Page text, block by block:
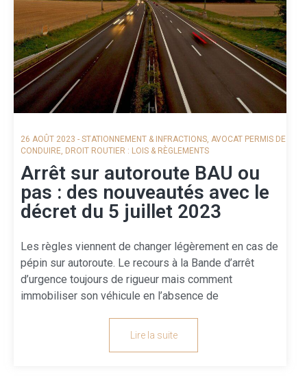
26 AOÛT 2023 - STATIONNEMENT & INFRACTIONS, AVOCAT PERMIS DE
CONDUIRE, DROIT ROUTIER : LOIS & RÈGLEMENTS
Arrêt sur autoroute BAU ou
pas : des nouveautés avec le
décret du 5 juillet 2023
Les règles viennent de changer légèrement en cas de
pépin sur autoroute. Le recours à la Bande d’arrêt
d’urgence toujours de rigueur mais comment
immobiliser son véhicule en l’absence de
Lire la suite